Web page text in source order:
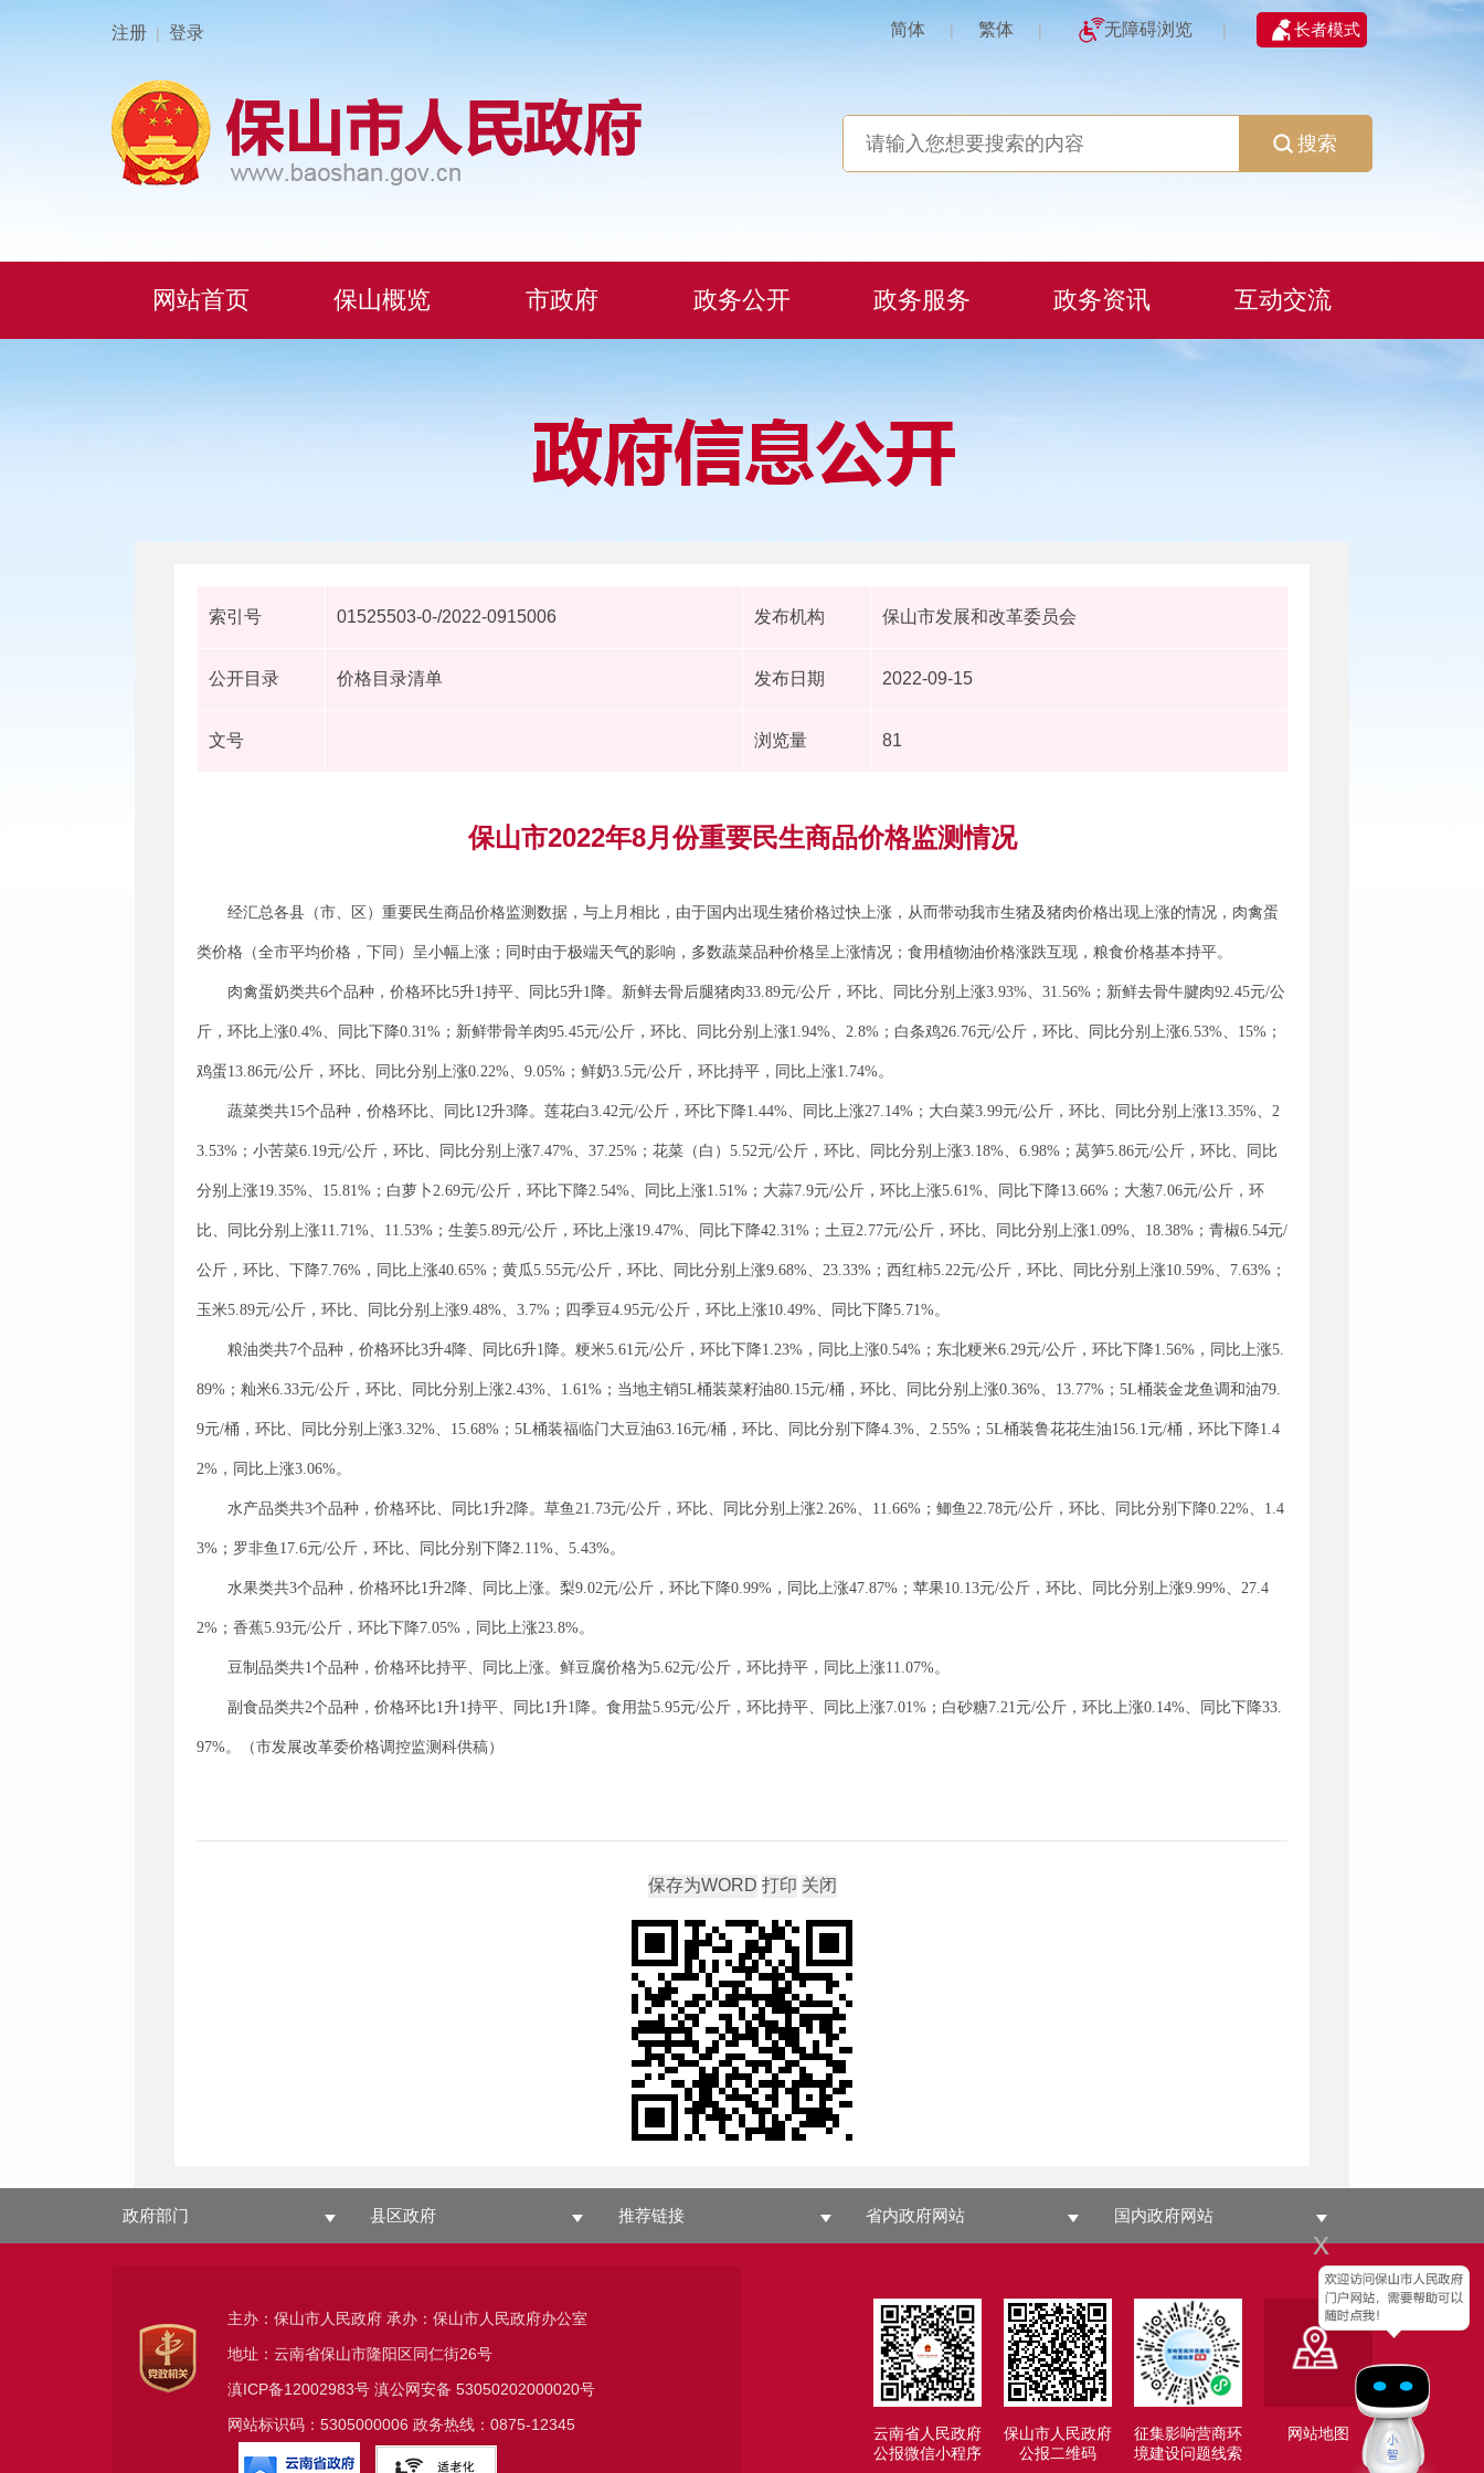
注册 | 登录 简体 | 繁体 | 无障碍浏览 | 长者模式
x
搜索
网站首页 保山概览 市政府 政务公开 政务服务 政务资讯 互动交流
索引号 01525503-0-/2022-0915006 发布机构 保山市发展和改革委员会
公开目录 价格目录清单 发布日期 2022-09-15
文号 浏览量 81
保山市2022年8月份重要民生商品价格监测情况
经汇总各县（市、区）重要民生商品价格监测数据，与上月相比，由于国内出现生猪价格过快上涨，从而带动我市生猪及猪肉价格出现上涨的情况，肉禽蛋
类价格（全市平均价格，下同）呈小幅上涨；同时由于极端天气的影响，多数蔬菜品种价格呈上涨情况；食用植物油价格涨跌互现，粮食价格基本持平。
肉禽蛋奶类共6个品种，价格环比5升1持平、同比5升1降。新鲜去骨后腿猪肉33.89元/公斤，环比、同比分别上涨3.93%、31.56%；新鲜去骨牛腱肉92.45元/公
斤，环比上涨0.4%、同比下降0.31%；新鲜带骨羊肉95.45元/公斤，环比、同比分别上涨1.94%、2.8%；白条鸡26.76元/公斤，环比、同比分别上涨6.53%、15%；
鸡蛋13.86元/公斤，环比、同比分别上涨0.22%、9.05%；鲜奶3.5元/公斤，环比持平，同比上涨1.74%。
蔬菜类共15个品种，价格环比、同比12升3降。莲花白3.42元/公斤，环比下降1.44%、同比上涨27.14%；大白菜3.99元/公斤，环比、同比分别上涨13.35%、2
3.53%；小苦菜6.19元/公斤，环比、同比分别上涨7.47%、37.25%；花菜（白）5.52元/公斤，环比、同比分别上涨3.18%、6.98%；莴笋5.86元/公斤，环比、同比
分别上涨19.35%、15.81%；白萝卜2.69元/公斤，环比下降2.54%、同比上涨1.51%；大蒜7.9元/公斤，环比上涨5.61%、同比下降13.66%；大葱7.06元/公斤，环
比、同比分别上涨11.71%、11.53%；生姜5.89元/公斤，环比上涨19.47%、同比下降42.31%；土豆2.77元/公斤，环比、同比分别上涨1.09%、18.38%；青椒6.54元/
公斤，环比、下降7.76%，同比上涨40.65%；黄瓜5.55元/公斤，环比、同比分别上涨9.68%、23.33%；西红柿5.22元/公斤，环比、同比分别上涨10.59%、7.63%；
玉米5.89元/公斤，环比、同比分别上涨9.48%、3.7%；四季豆4.95元/公斤，环比上涨10.49%、同比下降5.71%。
粮油类共7个品种，价格环比3升4降、同比6升1降。粳米5.61元/公斤，环比下降1.23%，同比上涨0.54%；东北粳米6.29元/公斤，环比下降1.56%，同比上涨5.
89%；籼米6.33元/公斤，环比、同比分别上涨2.43%、1.61%；当地主销5L桶装菜籽油80.15元/桶，环比、同比分别上涨0.36%、13.77%；5L桶装金龙鱼调和油79.
9元/桶，环比、同比分别上涨3.32%、15.68%；5L桶装福临门大豆油63.16元/桶，环比、同比分别下降4.3%、2.55%；5L桶装鲁花花生油156.1元/桶，环比下降1.4
2%，同比上涨3.06%。
水产品类共3个品种，价格环比、同比1升2降。草鱼21.73元/公斤，环比、同比分别上涨2.26%、11.66%；鲫鱼22.78元/公斤，环比、同比分别下降0.22%、1.4
3%；罗非鱼17.6元/公斤，环比、同比分别下降2.11%、5.43%。
水果类共3个品种，价格环比1升2降、同比上涨。梨9.02元/公斤，环比下降0.99%，同比上涨47.87%；苹果10.13元/公斤，环比、同比分别上涨9.99%、27.4
2%；香蕉5.93元/公斤，环比下降7.05%，同比上涨23.8%。
豆制品类共1个品种，价格环比持平、同比上涨。鲜豆腐价格为5.62元/公斤，环比持平，同比上涨11.07%。
副食品类共2个品种，价格环比1升1持平、同比1升1降。食用盐5.95元/公斤，环比持平、同比上涨7.01%；白砂糖7.21元/公斤，环比上涨0.14%、同比下降33.
97%。（市发展改革委价格调控监测科供稿）
政府部门 县区政府 推荐链接 省内政府网站 国内政府网站
云南省人民政府
公报微信小程序
保山市人民政府
公报二维码
征集影响营商环
境建设问题线索
网站地图
主办：保山市人民政府 承办：保山市人民政府办公室
地址：云南省保山市隆阳区同仁街26号
滇ICP备12002983号滇公网安备 53050202000020号
网站标识码：5305000006 政务热线：0875-12345